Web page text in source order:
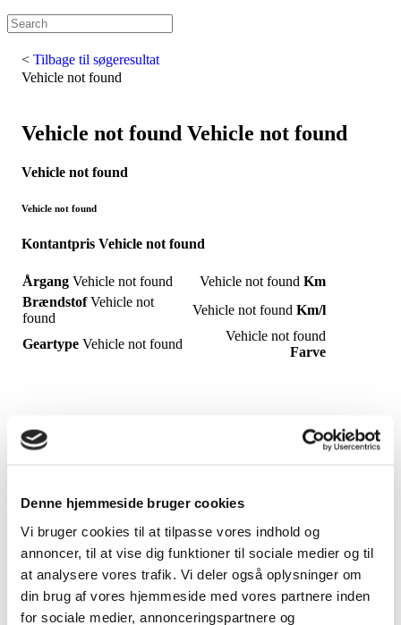
Denne hjemmeside bruger cookies
Vi bruger cookies til at tilpasse vores indhold og
annoncer, til at vise dig funktioner til sociale medier og til
at analysere vores trafik. Vi deler også oplysninger om
din brug af vores hjemmeside med vores partnere inden
for sociale medier, annonceringspartnere og
< Tilbage til søgeresultat
Vehicle not found
Vehicle not found Vehicle not found
Vehicle not found
Vehicle not found
Kontantpris Vehicle not found
Årgang Vehicle not found Vehicle not found Km
BrændstofVehicle not
found
Vehicle not found Km/l
Geartype Vehicle not found
Vehicle not found
Farve
Beskrivelse